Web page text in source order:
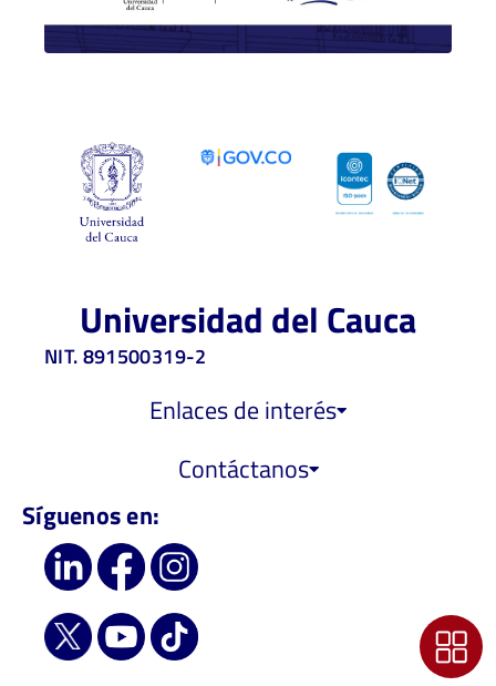
Universidad del Cauca
NIT. 891500319-2
Enlaces de interés
Contáctanos
Síguenos en: